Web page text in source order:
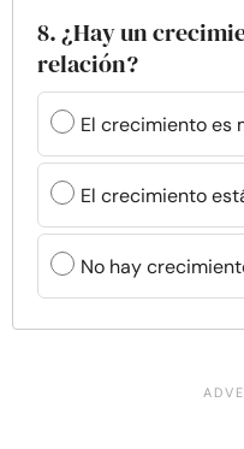
8. ¿Hay un
relación?
El crecimiento es
El crecimiento
No hay